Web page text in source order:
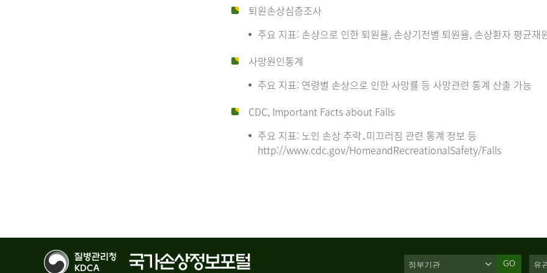
퇴원손상심층조사
주요 지표: 손상으로 인한 퇴원율, 손상기전별 퇴원율, 손상환자 평균재
사망원인통계
주요 지표: 연령별 손상으로 인한 사망률 등 사망관련 통계 산출 가능
CDC, Important Facts about Falls
주요 지표: 노인 손상 추락․미끄러짐 관련 통계 정보 등
http://www.cdc.gov/HomeandRecreationalSafety/Falls
GO